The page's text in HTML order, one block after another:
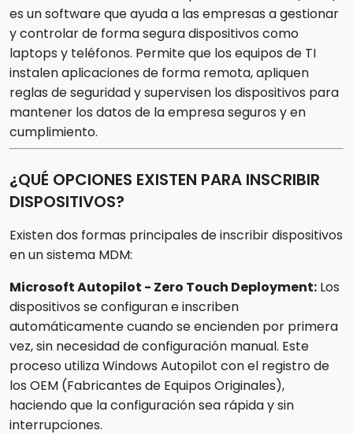
es un software que ayuda a las empresas a gestionar
y controlar de forma segura dispositivos como
laptops y teléfonos. Permite que los equipos de TI
instalen aplicaciones de forma remota, apliquen
reglas de seguridad y supervisen los dispositivos para
mantener los datos de la empresa seguros y en
cumplimiento.
¿QUÉ OPCIONES EXISTEN PARA INSCRIBIR
DISPOSITIVOS?
Existen dos formas principales de inscribir dispositivos
en un sistema MDM:
Microsoft Autopilot - Zero Touch Deployment: Los
dispositivos se configuran e inscriben
automáticamente cuando se encienden por primera
vez, sin necesidad de configuración manual. Este
proceso utiliza Windows Autopilot con el registro de
los OEM (Fabricantes de Equipos Originales),
haciendo que la configuración sea rápida y sin
interrupciones.